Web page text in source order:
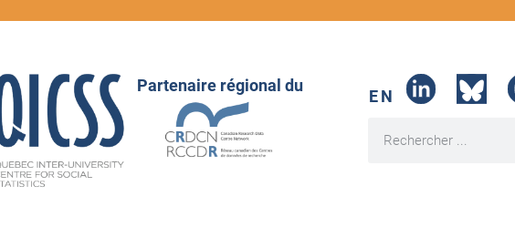
Partenaire régional du
EN